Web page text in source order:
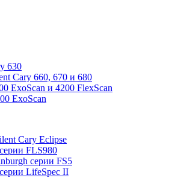
630
Cary 660, 670 и 680
ExoScan и 4200 FlexScan
ExoScan
Cary Eclipse
FLS980
серии FS5
LifeSpec II